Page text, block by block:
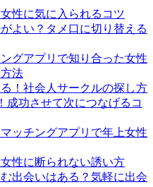
性に気に入られるコツ
よい？タメ口に切り替える
グアプリで知り合った女性
法
！社会人サークルの探し方
成功させて次につなげるコ
ッチングアプリで年上女性
性に断られない誘い方
出会いはある？気軽に出会